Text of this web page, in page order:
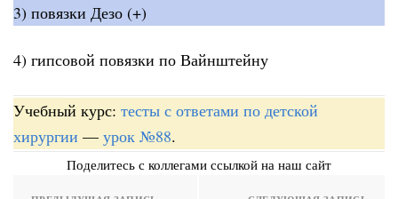
3) повязки Дезо (+)
4) гипсовой повязки по Вайнштейну
Учебный курс: тесты с ответами по детской
хирургии — урок №88.
Поделитесь с коллегами ссылкой на наш сайт